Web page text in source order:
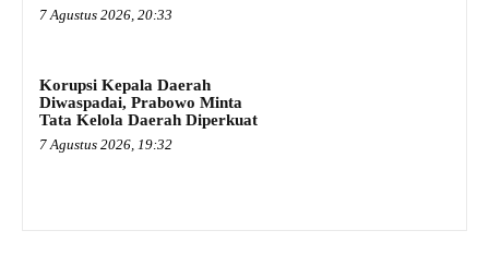
7 Agustus 2026, 20:33
Korupsi Kepala Daerah
Diwaspadai, Prabowo Minta
Tata Kelola Daerah Diperkuat
7 Agustus 2026, 19:32